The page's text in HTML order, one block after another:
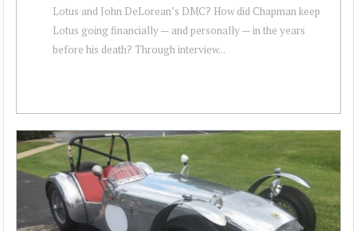
Lotus and John DeLorean’s DMC? How did Chapman keep
Lotus going financially — and personally — in the years
before his death? Through interview...